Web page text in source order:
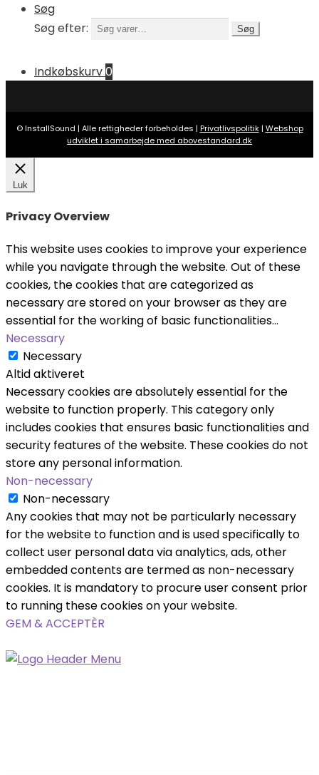
Søg
Søg efter:
Søg
Indkøbskurv0
© InstallSound | Alle rettigheder forbeholdes | Privatlivspolitik| Webshop
udviklet i samarbejde med abovestandard.dk
Luk
Privacy Overview
This website uses cookies to improve your experience
while you navigate through the website. Out of these
cookies, the cookies that are categorized as
necessary are stored on your browser as they are
essential for the working of basic functionalities...
Necessary
Necessary
Altid aktiveret
Necessary cookies are absolutely essential for the
website to function properly. This category only
includes cookies that ensures basic functionalities and
security features of the website. These cookies do not
store any personal information.
Non-necessary
Non-necessary
Any cookies that may not be particularly necessary
for the website to function and is used specifically to
collect user personal data via analytics, ads, other
embedded contents are termed as non-necessary
cookies. It is mandatory to procure user consent prior
to running these cookies on your website.
GEM & ACCEPTÈR